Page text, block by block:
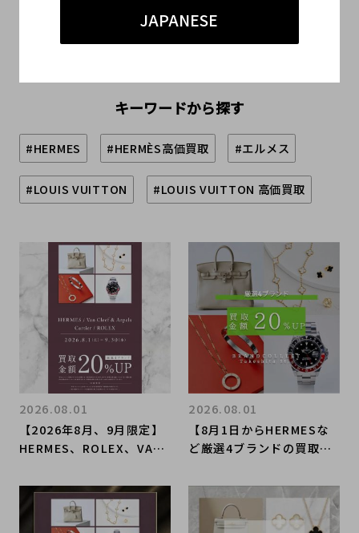
JAPANESE
キーワードから探す
#HERMES #HERMÈS高価買取 #エルメス
#LOUIS VUITTON #LOUIS VUITTON 高価買取
【2026年8月、9月限定】
HERMES、ROLEX、VAN
erの4ブランド買取20％U
Pキャンペーン開催！
2026.08.01
【8月1日からHERMESな
ど厳選4ブランドの買取金
ュアリーブランド4選｜買
取金額20％UPキャンペー
2026.08.01